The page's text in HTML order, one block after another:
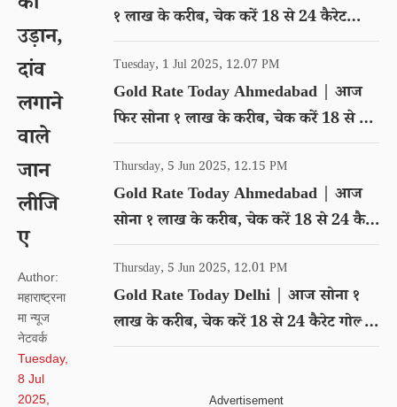
उड़ान,
दांव
लगाने
वाले
जान
लीजि
ए
Author:
महाराष्ट्रना
मा न्यूज
नेटवर्क
Tuesday,
8 Jul
2025,
१ लाख के करीब, चेक करें 18 से 24 कैरेट
गोल्ड का रेट
Tuesday, 1 Jul 2025, 12.07 PM
Gold Rate Today Ahmedabad | आज
फिर सोना १ लाख के करीब, चेक करें 18 से 24
कैरेट गोल्ड का रेट
Thursday, 5 Jun 2025, 12.15 PM
Gold Rate Today Ahmedabad | आज
सोना १ लाख के करीब, चेक करें 18 से 24 कैरेट
गोल्ड का रेट
Thursday, 5 Jun 2025, 12.01 PM
Gold Rate Today Delhi | आज सोना १
लाख के करीब, चेक करें 18 से 24 कैरेट गोल्ड
का रेट